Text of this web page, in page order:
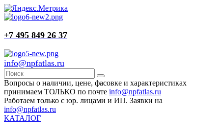
+7 495 849 26 37
info@npfatlas.ru
Вопросы о наличии, цене, фасовке и характеристиках
принимаем ТОЛЬКО по почте info@npfatlas.ru
Работаем только с юр. лицами и ИП. Заявки на
info@npfatlas.ru
КАТАЛОГ